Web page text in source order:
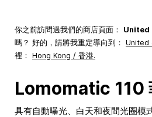
你之前訪問過我們的商店頁面： United
嗎？ 好的，請將我重定導向到： United
裡： Hong Kong / 香港.
Lomomatic 110
具有自動曝光、白天和夜間光圈模